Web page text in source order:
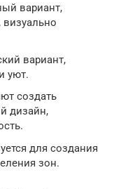
вариант,
визуально
вариант,
уют.
создать
дизайн,
для создания
зон.